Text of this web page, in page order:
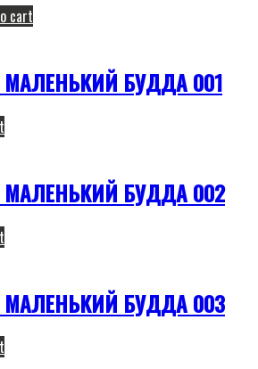
cart
МАЛЕНЬКИЙ БУДДА 001
МАЛЕНЬКИЙ БУДДА 002
МАЛЕНЬКИЙ БУДДА 003